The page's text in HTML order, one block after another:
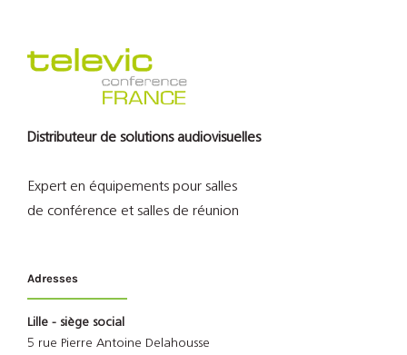
Distributeur de solutions audiovisuelles
Expert en équipements pour salles
de conférence et salles de réunion
Adresses
Lille - siège social
5 rue Pierre Antoine Delahousse